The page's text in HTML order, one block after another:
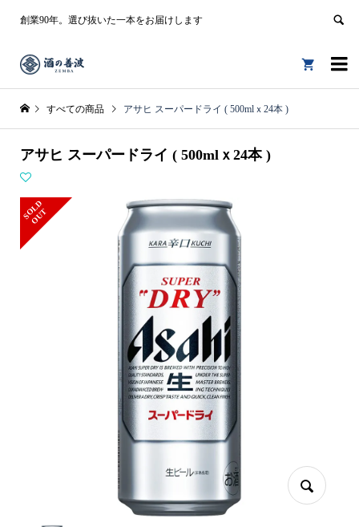
創業90年。選び抜いた一本をお届けします


すべての商品 アサヒ スーパードライ ( 500mlｘ24本 )
アサヒ スーパードライ ( 500mlｘ24本 )
S
O
L
D
O
U
T